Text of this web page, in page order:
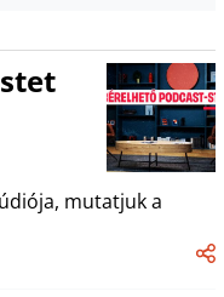
mutatjuk a